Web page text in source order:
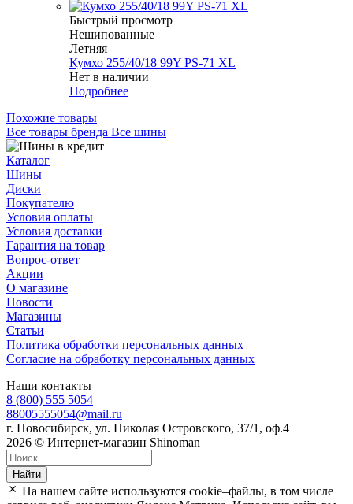
Быстрый просмотр
Нешипованные
Летняя
Кумхо 255/40/18 99Y PS-71 XL
Нет в наличии
Подробнее
Похожие товары
Все товары бренда Все шины
Каталог
Шины
Диски
Покупателю
Условия оплаты
Условия доставки
Гарантия на товар
Вопрос-ответ
Акции
О магазине
Новости
Магазины
Статьи
Политика обработки персональных данных
Согласие на обработку персональных данных
Наши контакты
8 (800) 555 5054
88005555054@mail.ru
г. Новосибирск, ул. Николая Островского, 37/1, оф.4
2026 © Интернет-магазин Shinoman
Найти
На нашем сайте используются cookie–файлы, в том числе